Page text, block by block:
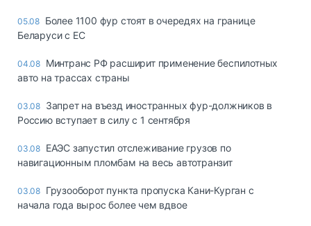
05.08 Более 1100 фур стоят в очередях на границе
Беларуси с ЕС
04.08 Минтранс РФ расширит применение беспилотных
авто на трассах страны
03.08 Запрет на въезд иностранных фур-должников в
Россию вступает в силу с 1 сентября
03.08 ЕАЭС запустил отслеживание грузов по
навигационным пломбам на весь автотранзит
03.08 Грузооборот пункта пропуска Кани-Курган с
начала года вырос более чем вдвое